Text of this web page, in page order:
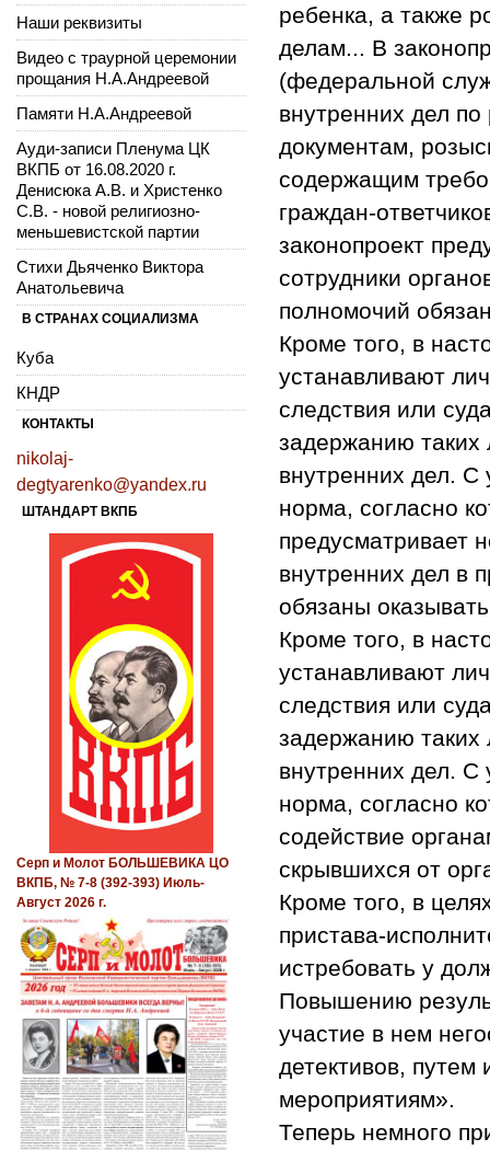
ребенка, а также
делам... В
(федеральной
внутренних дел
документам,
содержащим
граждан-
законопроект
сотрудники
полномочий
Кроме того, в
устанавливают
следствия или
задержанию таких
внутренних дел. С
норма, согласно
предусматривает
внутренних дел в
обязаны
Кроме того, в
устанавливают
следствия или
задержанию таких
внутренних дел. С
норма, согласно
содействие
скрывшихся от
Кроме того, в
пристава-
истребовать у
Повышению
участие в нем
детективов, путем
мероприятиям».
Теперь немного
Наши реквизиты
Видео с траурной церемонии
прощания Н.А.Андреевой
Памяти Н.А.Андреевой
Ауди-записи Пленума ЦК
ВКПБ от 16.08.2020 г.
Денисюка А.В. и Христенко
С.В. - новой религиозно-
меньшевистской партии
Стихи Дьяченко Виктора
Анатольевича
В СТРАНАХ СОЦИАЛИЗМА
Куба
КНДР
КОНТАКТЫ
nikolaj-
degtyarenko@yandex.ru
ШТАНДАРТ ВКПБ
Серп и Молот БОЛЬШЕВИКА ЦО
ВКПБ, № 7-8 (392-393) Июль-
Август 2026 г.